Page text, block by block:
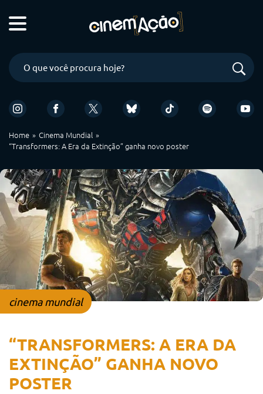
Home
Cinema Mundial
“Transformers: A Era da Extinção” ganha novo poster
cinema mundial
“TRANSFORMERS: A ERA DA
EXTINÇÃO” GANHA NOVO
POSTER